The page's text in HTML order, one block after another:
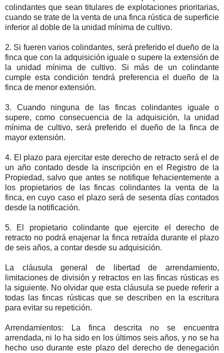
colindantes que sean titulares de explotaciones prioritarias,
cuando se trate de la venta de una finca rústica de superficie
inferior al doble de la unidad mínima de cultivo.
2. Si fueren varios colindantes, será preferido el dueño de la
finca que con la adquisición iguale o supere la extensión de
la unidad mínima de cultivo. Si más de un colindante
cumple esta condición tendrá preferencia el dueño de la
finca de menor extensión.
3. Cuando ninguna de las fincas colindantes iguale o
supere, como consecuencia de la adquisición, la unidad
mínima de cultivo, será preferido el dueño de la finca de
mayor extensión.
4. El plazo para ejercitar este derecho de retracto será el de
un año contado desde la inscripción en el Registro de la
Propiedad, salvo que antes se notifique fehacientemente a
los propietarios de las fincas colindantes la venta de la
finca, en cuyo caso el plazo será de sesenta días contados
desde la notificación.
5. El propietario colindante que ejercite el derecho de
retracto no podrá enajenar la finca retraída durante el plazo
de seis años, a contar desde su adquisición.
La cláusula general de libertad de arrendamiento,
limitaciones de división y retractos en las fincas rústicas es
la siguiente. No olvidar que esta cláusula se puede referir a
todas las fincas rústicas que se describen en la escritura
para evitar su repetición.
Arrendamientos: La finca descrita no se encuentra
arrendada, ni lo ha sido en los últimos seis años, y no se ha
hecho uso durante este plazo del derecho de denegación